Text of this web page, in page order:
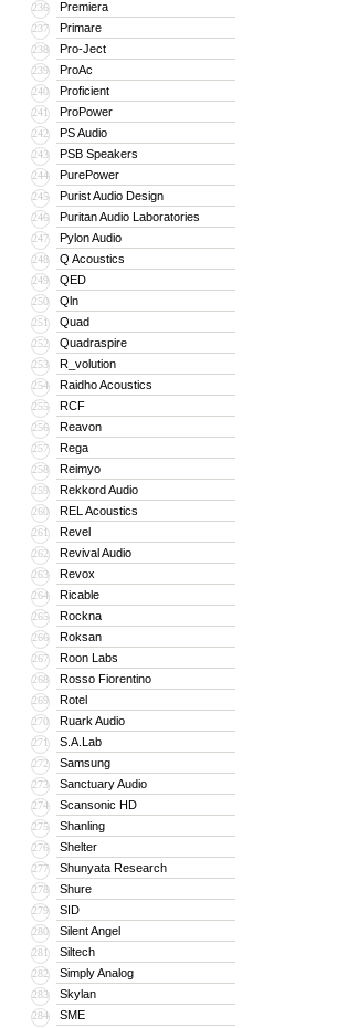
236 Premiera
237 Primare
238 Pro-Ject
239 ProAc
240 Proficient
241 ProPower
242 PS Audio
243 PSB Speakers
244 PurePower
245 Purist Audio Design
246 Puritan Audio Laboratories
247 Pylon Audio
248 Q Acoustics
249 QED
250 Qln
251 Quad
252 Quadraspire
253 R_volution
254 Raidho Acoustics
255 RCF
256 Reavon
257 Rega
258 Reimyo
259 Rekkord Audio
260 REL Acoustics
261 Revel
262 Revival Audio
263 Revox
264 Ricable
265 Rockna
266 Roksan
267 Roon Labs
268 Rosso Fiorentino
269 Rotel
270 Ruark Audio
271 S.A.Lab
272 Samsung
273 Sanctuary Audio
274 Scansonic HD
275 Shanling
276 Shelter
277 Shunyata Research
278 Shure
279 SID
280 Silent Angel
281 Siltech
282 Simply Analog
283 Skylan
284 SME